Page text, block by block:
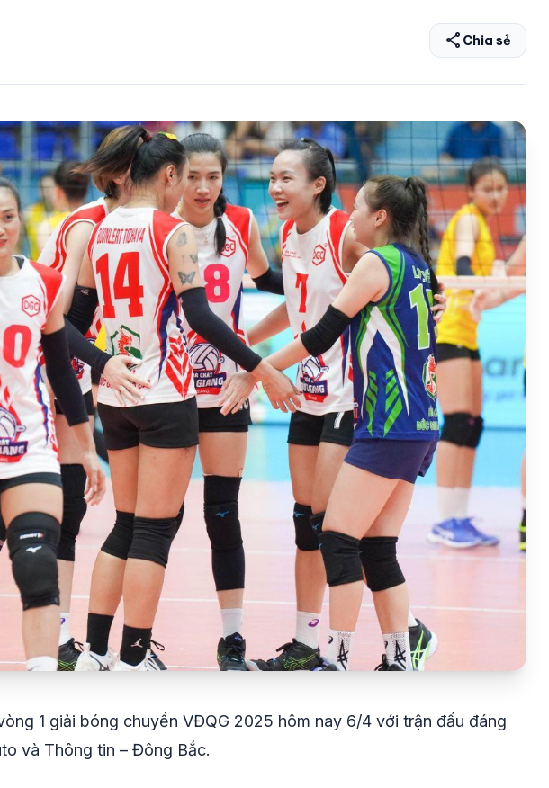
share Chia sẻ
1 giải bóng chuyền VĐQG 2025 hôm nay 6/4 với trận đấu đáng
và Thông tin – Đông Bắc.